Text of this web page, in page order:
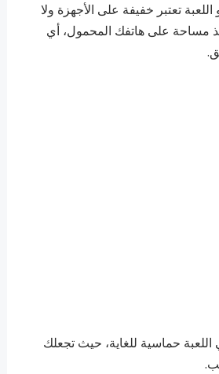
تعتبر خفيفة على الأجهزة ولا
مساحة على هاتفك المحمول، أي
اللعبة حماسية للغاية، حيث تجعلك